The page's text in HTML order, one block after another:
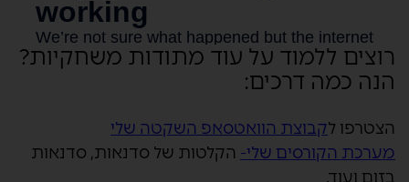
רוצים ללמוד על עוד מתודות משחקיות?
הנה כמה דרכים:
הצטרפו לקבוצת הוואטסאפ השקטה שלי
מערכת הקורסים שלי- הקלטות של סדנאות, סדנאות
בזום ועוד.